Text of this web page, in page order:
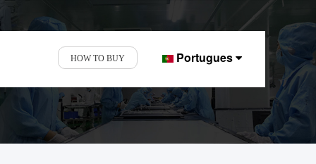
Portugues
HOW TO BUY
de 16 anos.